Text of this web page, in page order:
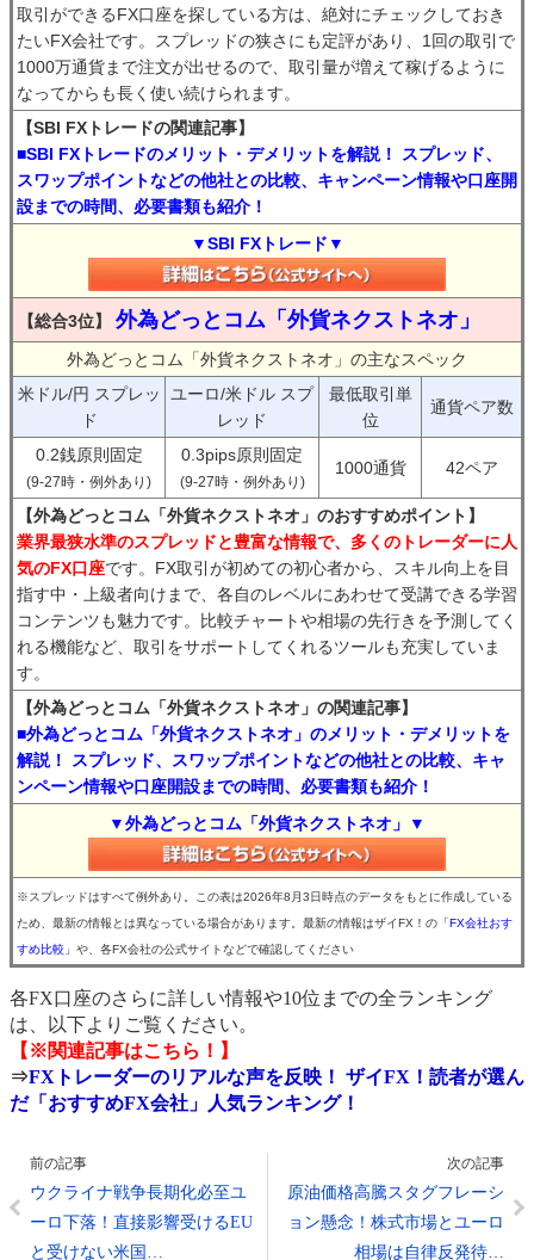
取引ができるFX口座を探している方は、絶対にチェックしておき
たいFX会社です。スプレッドの狭さにも定評があり、1回の取引で
1000万通貨まで注文が出せるので、取引量が増えて稼げるように
なってからも長く使い続けられます。
【SBI FXトレードの関連記事】
■SBI FXトレードのメリット・デメリットを解説！ スプレッド、
スワップポイントなどの他社との比較、キャンペーン情報や口座開
設までの時間、必要書類も紹介！
▼SBI FXトレード▼
【総合3位】 外為どっとコム「外貨ネクストネオ」
外為どっとコム「外貨ネクストネオ」の主なスペック
米ドル/円 スプレッ
ド
ユーロ/米ドル スプ
レッド
最低取引単
位
通貨ペア数
0.2銭原則固定
(9-27時・例外あり)
0.3pips原則固定
(9-27時・例外あり)
1000通貨 42ペア
【外為どっとコム「外貨ネクストネオ」のおすすめポイント】
業界最狭水準のスプレッドと豊富な情報で、多くのトレーダーに人
気のFX口座です。FX取引が初めての初心者から、スキル向上を目
指す中・上級者向けまで、各自のレベルにあわせて受講できる学習
コンテンツも魅力です。比較チャートや相場の先行きを予測してく
れる機能など、取引をサポートしてくれるツールも充実していま
す。
【外為どっとコム「外貨ネクストネオ」の関連記事】
■外為どっとコム「外貨ネクストネオ」のメリット・デメリットを
解説！ スプレッド、スワップポイントなどの他社との比較、キャ
ンペーン情報や口座開設までの時間、必要書類も紹介！
▼外為どっとコム「外貨ネクストネオ」▼
※スプレッドはすべて例外あり。この表は2026年8月3日時点のデータをもとに作成している
ため、最新の情報とは異なっている場合があります。最新の情報はザイFX！の 「FX会社おす
すめ比較」 や、各FX会社の公式サイトなどで確認してください
各FX口座のさらに詳しい情報や10位までの全ランキング
は、以下よりご覧ください。
【※関連記事はこちら！】
⇒FXトレーダーのリアルな声を反映！ ザイFX！読者が選ん
だ「おすすめFX会社」人気ランキング！
前の記事
ウクライナ戦争長期化必至ユ
ーロ下落！直接影響受けるEU
と受けない米国…
次の記事
原油価格高騰スタグフレーシ
ョン懸念！株式市場とユーロ
相場は自律反発待…